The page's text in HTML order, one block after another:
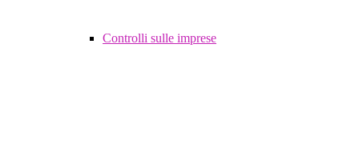
Controlli sulle imprese